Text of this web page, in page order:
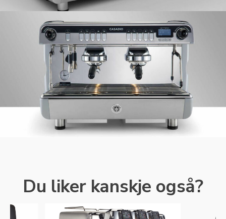
Du liker kanskje også?